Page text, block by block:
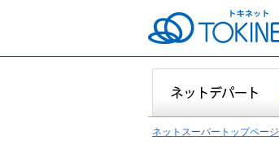
ネットスーパートップページ